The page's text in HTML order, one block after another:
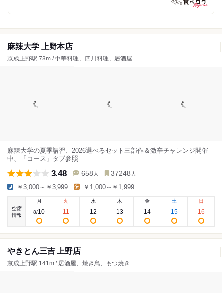
麻辣大学 上野本店
京成上野駅 73m / 中華料理、四川料理、居酒屋
麻辣大学の夏季講習、2026選べるセット三部作＆激辛チャレンジ開催
中、「コース」タブ参照
3.48 658 人 37248 人
￥3,000～￥3,999 ￥1,000～￥1,999
空席
情報
月
8/10
火
11
水
12
木
13
金
14
土
15
日
16
やきとん三吉 上野店
京成上野駅 141m / 居酒屋、焼き鳥、もつ焼き